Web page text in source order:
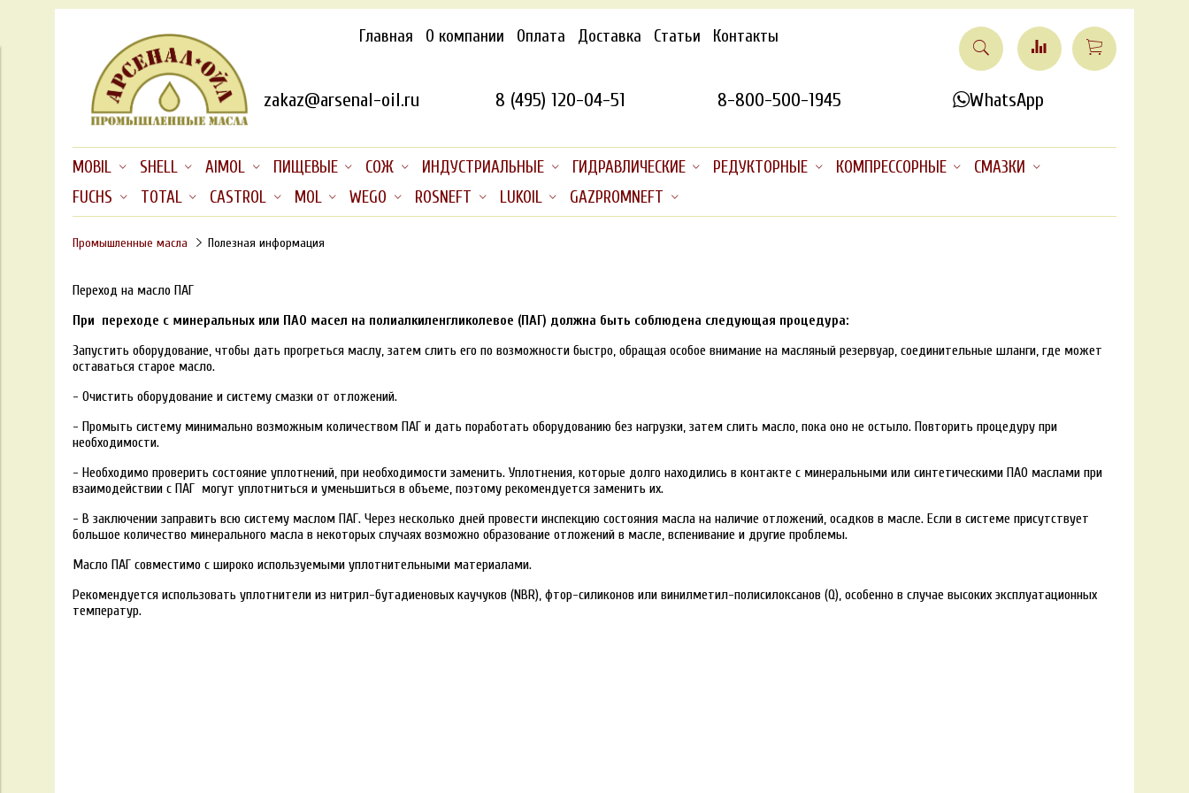
Главная О компании Оплата Доставка Статьи Контакты
zakaz@arsenal-oil.ru 8 (495) 120-04-51 8-800-500-1945 WhatsApp
MOBIL SHELL AIMOL ПИЩЕВЫЕ СОЖ ИНДУСТРИАЛЬНЫЕ ГИДРАВЛИЧЕСКИЕ РЕДУКТОРНЫЕ КОМПРЕССОРНЫЕ
СМАЗКИ
FUCHS
TOTAL CASTROL MOL WEGO ROSNEFT LUKOIL GAZPROMNEFT
Промышленные масла Полезная информация
Переход на масло ПАГ
При переходе с минеральных или ПАО масел на полиалкиленгликолевое (ПАГ) должна быть соблюдена следующая процедура:
Запустить оборудование, чтобы дать прогреться маслу, затем слить его по возможности быстро, обращая особое внимание на масляный резервуар, соединительные шланги, где может
оставаться старое масло.
- Очистить оборудование и систему смазки от отложений.
- Промыть систему минимально возможным количеством ПАГ и дать поработать оборудованию без нагрузки, затем слить масло, пока оно не остыло. Повторить процедуру при
необходимости.
- Необходимо проверить состояние уплотнений, при необходимости заменить. Уплотнения, которые долго находились в контакте с минеральными или синтетическими ПАО маслами при
взаимодействии с ПАГ могут уплотниться и уменьшиться в объеме, поэтому рекомендуется заменить их.
- В заключении заправить всю систему маслом ПАГ. Через несколько дней провести инспекцию состояния масла на наличие отложений, осадков в масле. Если в системе присутствует
большое количество минерального масла в некоторых случаях возможно образование отложений в масле, вспенивание и другие проблемы.
Масло ПАГ совместимо с широко используемыми уплотнительными материалами.
Рекомендуется использовать уплотнители из нитрил-бутадиеновых каучуков (NBR), фтор-силиконов или винилметил-полисилоксанов (Q), особенно в случае высоких эксплуатационных
температур.